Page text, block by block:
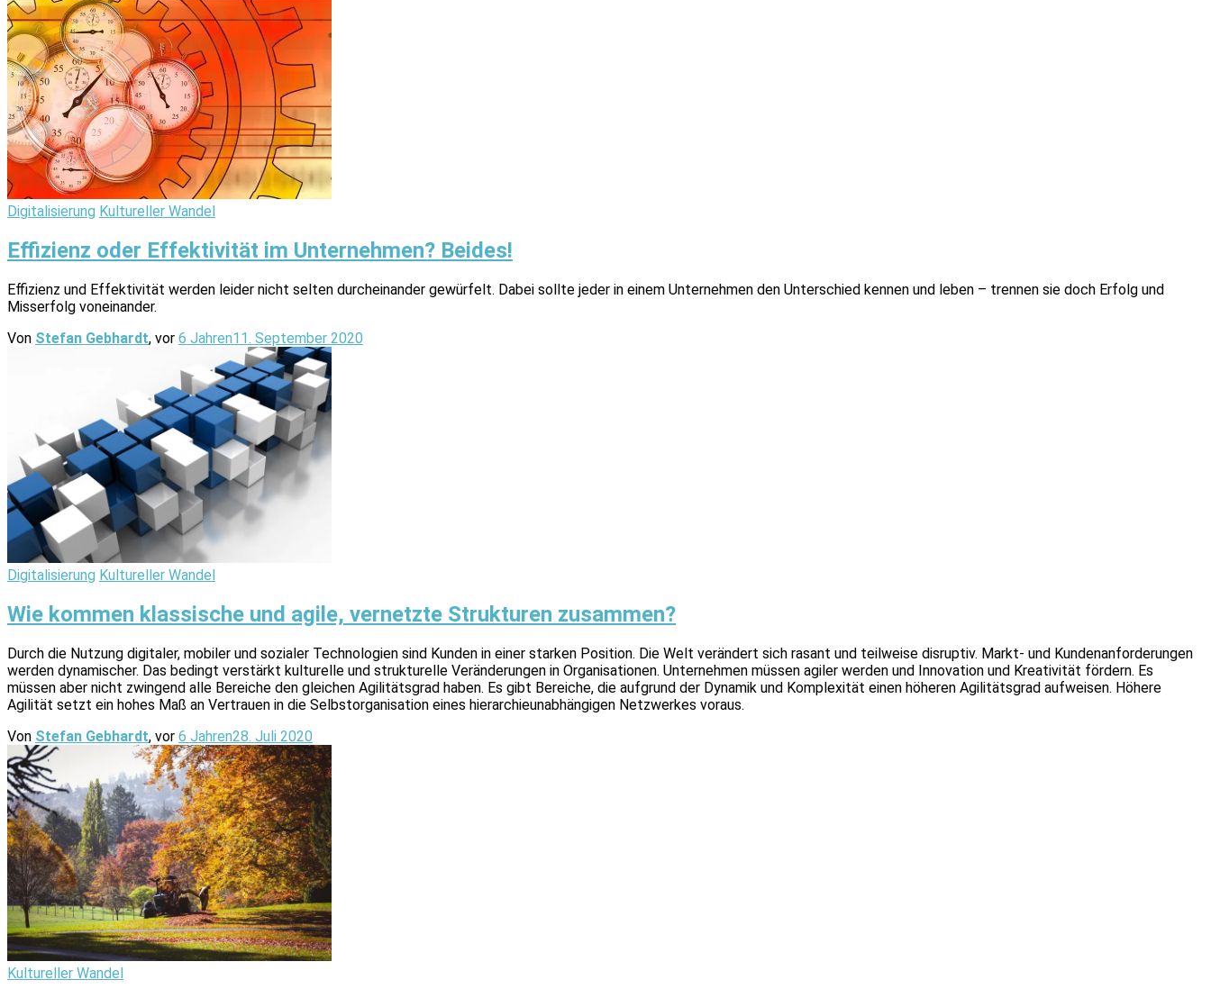
Digitalisierung Kultureller Wandel
Effizienz oder Effektivität im Unternehmen? Beides!
Effizienz und Effektivität werden leider nicht selten durcheinander gewürfelt. Dabei sollte jeder in einem Unternehmen den Unterschied kennen und leben – trennen sie doch Erfolg und
Misserfolg voneinander.
Von Stefan Gebhardt, vor 6 Jahren11. September 2020
Digitalisierung Kultureller Wandel
Wie kommen klassische und agile, vernetzte Strukturen zusammen?
Durch die Nutzung digitaler, mobiler und sozialer Technologien sind Kunden in einer starken Position. Die Welt verändert sich rasant und teilweise disruptiv. Markt- und Kundenanforderungen
werden dynamischer. Das bedingt verstärkt kulturelle und strukturelle Veränderungen in Organisationen. Unternehmen müssen agiler werden und Innovation und Kreativität fördern. Es
müssen aber nicht zwingend alle Bereiche den gleichen Agilitätsgrad haben. Es gibt Bereiche, die aufgrund der Dynamik und Komplexität einen höheren Agilitätsgrad aufweisen. Höhere
Agilität setzt ein hohes Maß an Vertrauen in die Selbstorganisation eines hierarchieunabhängigen Netzwerkes voraus.
Von Stefan Gebhardt, vor 6 Jahren28. Juli 2020
Kultureller Wandel